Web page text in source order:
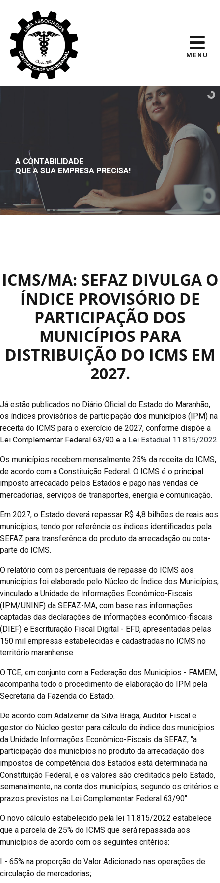
MENU
A CONTABILIDADE
QUE A SUA EMPRESA PRECISA!
ICMS/MA: SEFAZ DIVULGA O
ÍNDICE PROVISÓRIO DE
PARTICIPAÇÃO DOS
MUNICÍPIOS PARA
DISTRIBUIÇÃO DO ICMS EM
2027.
Já estão publicados no Diário Oficial do Estado do Maranhão,
os índices provisórios de participação dos municípios (IPM) na
receita do ICMS para o exercício de 2027, conforme dispõe a
Lei Complementar Federal 63/90 e a Lei Estadual 11.815/2022.
Os municípios recebem mensalmente 25% da receita do ICMS,
de acordo com a Constituição Federal. O ICMS é o principal
imposto arrecadado pelos Estados e pago nas vendas de
mercadorias, serviços de transportes, energia e comunicação.
Em 2027, o Estado deverá repassar R$ 4,8 bilhões de reais aos
municípios, tendo por referência os índices identificados pela
SEFAZ para transferência do produto da arrecadação ou cota-
parte do ICMS.
O relatório com os percentuais de repasse do ICMS aos
municípios foi elaborado pelo Núcleo do Índice dos Municípios,
vinculado a Unidade de Informações Econômico-Fiscais
(IPM/UNINF) da SEFAZ-MA, com base nas informações
captadas das declarações de informações econômico-fiscais
(DIEF) e Escrituração Fiscal Digital - EFD, apresentadas pelas
150 mil empresas estabelecidas e cadastradas no ICMS no
território maranhense.
O TCE, em conjunto com a Federação dos Municípios - FAMEM,
acompanha todo o procedimento de elaboração do IPM pela
Secretaria da Fazenda do Estado.
De acordo com Adalzemir da Silva Braga, Auditor Fiscal e
gestor do Núcleo gestor para cálculo do índice dos municípios
da Unidade Informações Econômico-Fiscais da SEFAZ, "a
participação dos municípios no produto da arrecadação dos
impostos de competência dos Estados está determinada na
Constituição Federal, e os valores são creditados pelo Estado,
semanalmente, na conta dos municípios, segundo os critérios e
prazos previstos na Lei Complementar Federal 63/90".
O novo cálculo estabelecido pela lei 11.815/2022 estabelece
que a parcela de 25% do ICMS que será repassada aos
municípios de acordo com os seguintes critérios:
I - 65% na proporção do Valor Adicionado nas operações de
circulação de mercadorias;